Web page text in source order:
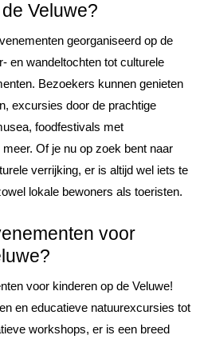
Veluwe?
georganiseerd op de
en wandeltochten tot culturele
Bezoekers kunnen genieten
excursies door de prachtige
foodfestivals met
Of je nu op zoek bent naar
verrijking, er is altijd wel iets te
lokale bewoners als toeristen.
voor
voor kinderen op de Veluwe!
en educatieve natuurexcursies tot
workshops, er is een breed